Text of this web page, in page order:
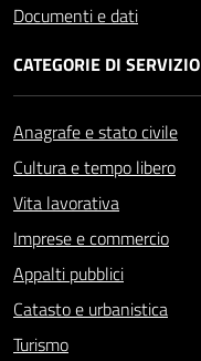
Documenti e dati
CATEGORIE DI SERVIZIO
Anagrafe e stato civile
Cultura e tempo libero
Vita lavorativa
Imprese e commercio
Appalti pubblici
Catasto e urbanistica
Turismo